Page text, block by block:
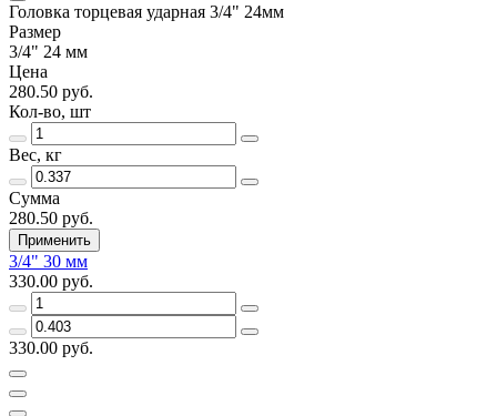
Головка торцевая ударная 3/4" 24мм
Размер
3/4" 24 мм
Цена
280.50 руб.
Кол-во, шт
Вес, кг
Сумма
280.50 руб.
Применить
3/4" 30 мм
330.00 руб.
330.00 руб.